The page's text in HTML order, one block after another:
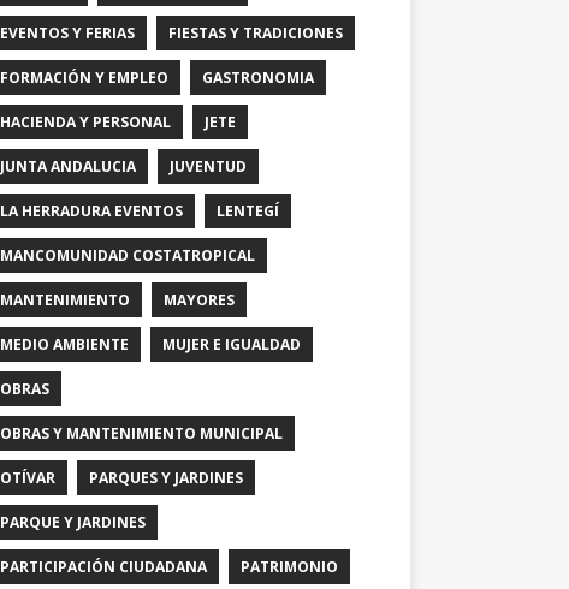
EVENTOS Y FERIAS FIESTAS Y TRADICIONES
FORMACIÓN Y EMPLEO GASTRONOMIA
HACIENDA Y PERSONAL JETE
JUNTA ANDALUCIA JUVENTUD
LA HERRADURA EVENTOS LENTEGÍ
MANCOMUNIDAD COSTATROPICAL
MANTENIMIENTO MAYORES
MEDIO AMBIENTE MUJER E IGUALDAD
OBRAS
OBRAS Y MANTENIMIENTO MUNICIPAL
OTÍVAR PARQUES Y JARDINES
PARQUE Y JARDINES
PARTICIPACIÓN CIUDADANA PATRIMONIO